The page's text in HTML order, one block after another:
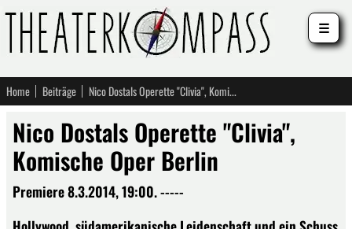
Home Beiträge Nico Dostals Operette "Clivia", Komische Oper Berlin
Nico Dostals Operette "Clivia",
Komische Oper Berlin
Premiere 8.3.2014, 19:00. -----
☰